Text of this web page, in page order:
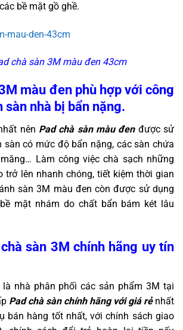
bề mặt gồ ghề.
chà sàn 3M màu đen 43cm
màu đen phù hợp với công
sàn nhà bị bẩn nặng.
nên Pad chà sàn màu đenđược sử
sàn có mức độ bẩn nặng, các sàn chứa
Làm công việc chà sạch những
trở lên nhanh chóng, tiết kiệm thời gian
sàn 3M màu đen còn được sử dụng
mặt nhám do chất bẩn bám két lâu
sàn 3M chính hãng uy tín
nhà phân phối các sản phẩm 3M tại
Pad chà sàn chính hãng với giá rẻ nhất
bán hàng tốt nhất, với chính sách giao